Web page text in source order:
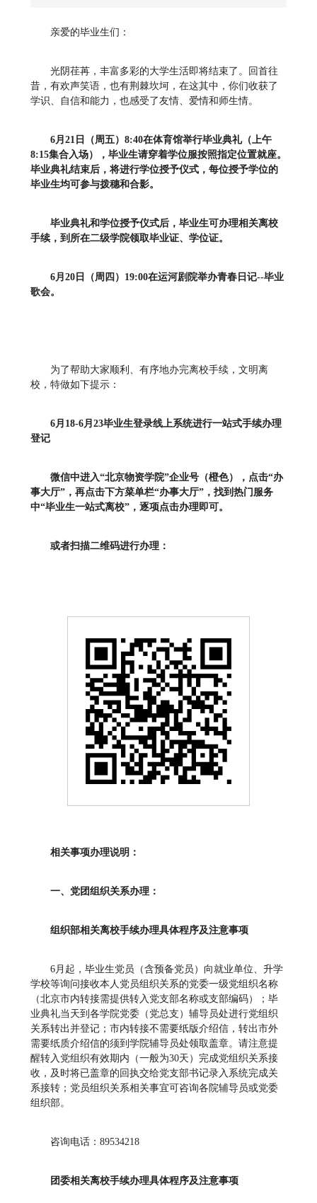
亲爱的毕业生们：
光阴荏苒，丰富多彩的大学生活即将结束了。回首往
昔，有欢声笑语，也有荆棘坎坷，在这其中，你们收获了
学识、自信和能力，也感受了友情、爱情和师生情。
6 月21日（周五）8:40在体育馆举行毕业典礼（上午
8:15集合入场），毕业生请穿着学位服按照指定位置就座。
毕业典礼结束后，将进行学位授予仪式，每位授予学位的
毕业生均可参与拨穗和合影。
毕业典礼和学位授予仪式后，毕业生可办理相关离校
手续，到所在二级学院领取毕业证、学位证。
6 月20日（周四）19:00在运河剧院举办青春日记--毕业
歌会。
为了帮助大家顺利、有序地办完离校手续，文明离
校，特做如下提示：
6月18-6月23毕业生登录线上系统进行一站式手续办理
登记
微信中进入“北京物资学院”企业号（橙色），点击“办
事大厅”，再点击下方菜单栏“办事大厅”，找到热门服务
中“毕业生一站式离校”，逐项点击办理即可。
或者扫描二维码进行办理：
相关事项办理说明：
一、党团组织关系办理：
组织部相关离校手续办理具体程序及注意事项
6月起，毕业生党员（含预备党员）向就业单位、升学
学校等询问接收本人党员组织关系的党委一级党组织名称
（北京市内转接需提供转入党支部名称或支部编码）；毕
业典礼当天到各学院党委（党总支）辅导员处进行党组织
关系转出并登记；市内转接不需要纸版介绍信，转出市外
需要纸质介绍信的须到学院辅导员处领取盖章。请注意提
醒转入党组织有效期内（一般为30天）完成党组织关系接
收，及时将已盖章的回执交给党支部书记录入系统完成关
系接转；党员组织关系相关事宜可咨询各院辅导员或党委
组织部。
咨询电话：89534218
团委相关离校手续办理具体程序及注意事项